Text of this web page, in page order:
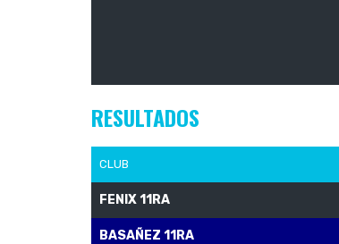
RESULTADOS
CLUB
FENIX 11RA
BASAÑEZ 11RA